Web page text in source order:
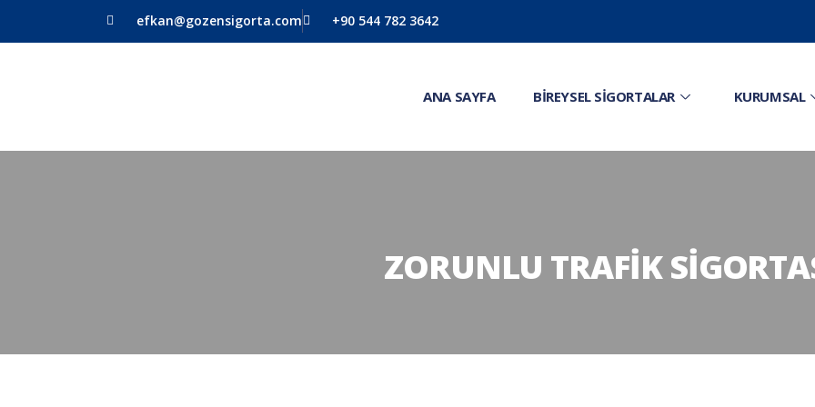
efkan@gozensigorta.com +90 544 782 3642
ANA SAYFA BIREYSEL SIGORTALAR KURUMSAL
ZORUNLU TRAFIK